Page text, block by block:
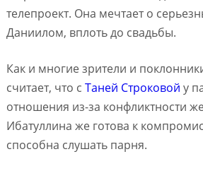
телепроект. Она мечтает о
Даниилом, вплоть до свадьбы.
Как и многие зрители и
считает, что с Таней Строковой у
отношения из-за конфликтности
Ибатуллина же готова к
способна слушать парня.